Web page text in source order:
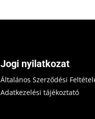
Jogi nyilatkozat
Általános Szerződési
Adatkezelési tájékoztató